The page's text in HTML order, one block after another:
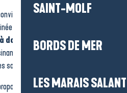
SAINT-MOLF
BORDS DE MER
LES MARAIS
une fête, un événement
ces professionnels s’adaptent à
domicileapportent une expérience
directement chez vous tout en
saveurs du territoire.
une grande variété de plats à